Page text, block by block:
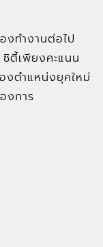
ทำงานต่อไป
ตี้เพียงคะแนน
งตำแหน่งยุคใหม่
งการ